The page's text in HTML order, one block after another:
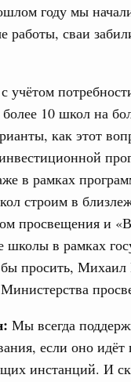
году мы
работы, сваи
учётом
более 10 школ на
как этот
в рамках
строим в
просвещения и
школы в рамках
просить,
Мы всегда
если оно
инстанций. И